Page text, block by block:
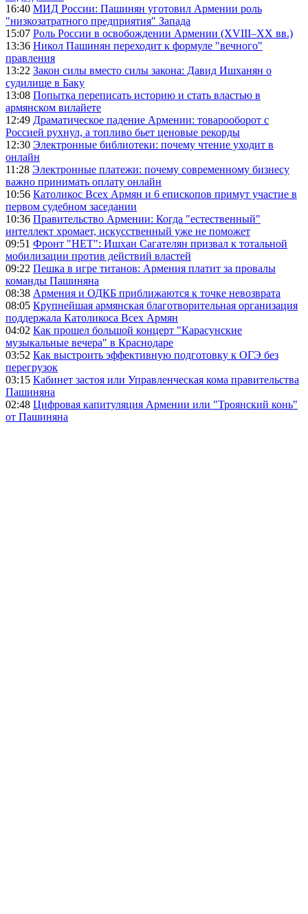
16:40 МИД России: Пашинян уготовил Армении роль
"низкозатратного предприятия" Запада
15:07 Роль России в освобождении Армении (XVIII–XX вв.)
13:36 Никол Пашинян переходит к формуле "вечного"
правления
13:22 Закон силы вместо силы закона: Давид Ишханян о
судилище в Баку
13:08 Попытка переписать историю и стать властью в
армянском вилайете
12:49 Драматическое падение Армении: товарооборот с
Россией рухнул, а топливо бьет ценовые рекорды
12:30 Электронные библиотеки: почему чтение уходит в
онлайн
11:28 Электронные платежи: почему современному бизнесу
важно принимать оплату онлайн
10:56 Католикос Всех Армян и 6 епископов примут участие в
первом судебном заседании
10:36 Правительство Армении: Когда "естественный"
интеллект хромает, искусственный уже не поможет
09:51 Фронт "НЕТ": Ишхан Сагателян призвал к тотальной
мобилизации против действий властей
09:22 Пешка в игре титанов: Армения платит за провалы
команды Пашиняна
08:38 Армения и ОДКБ приближаются к точке невозврата
08:05 Крупнейшая армянская благотворительная организация
поддержала Католикоса Всех Армян
04:02 Как прошел большой концерт "Карасунские
музыкальные вечера" в Краснодаре
03:52 Как выстроить эффективную подготовку к ОГЭ без
перегрузок
03:15 Кабинет застоя или Управленческая кома правительства
Пашиняна
02:48 Цифровая капитуляция Армении или "Троянский конь"
от Пашиняна